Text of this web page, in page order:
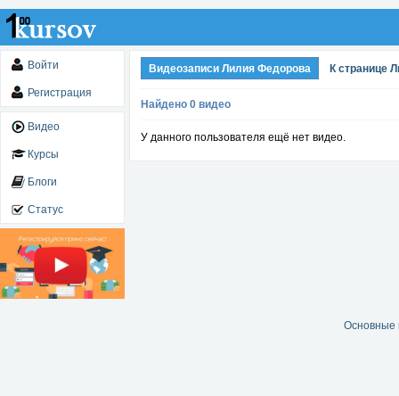
Войти
Регистрация
Видео
Курсы
Блоги
Статус
Видеозаписи Лилия Федорова К странице
Найдено 0 видео
У данного пользователя ещё нет видео.
Основные